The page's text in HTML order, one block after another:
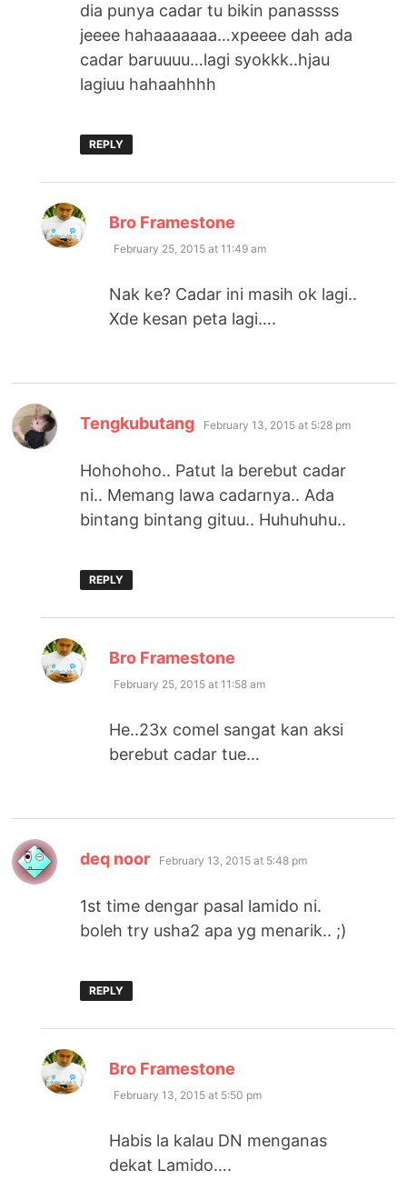
dia punya cadar tu bikin panassss
jeeee hahaaaaaaa…xpeeee dah ada
cadar baruuuu…lagi syokkk..hjau
lagiuu hahaahhhh
REPLY
Bro Framestone
February 25, 2015 at 11:49 am
Nak ke? Cadar ini masih ok lagi..
Xde kesan peta lagi….
Tengkubutang says:
February 13, 2015 at 5:28 pm
Hohohoho.. Patut la berebut cadar
ni.. Memang lawa cadarnya.. Ada
bintang bintang gituu.. Huhuhuhu..
REPLY
Bro Framestone
February 25, 2015 at 11:58 am
He..23x comel sangat kan aksi
berebut cadar tue…
deq noor says:
February 13, 2015 at 5:48 pm
1st time dengar pasal lamido ni.
boleh try usha2 apa yg menarik.. ;)
REPLY
Bro Framestone
February 13, 2015 at 5:50 pm
Habis la kalau DN menganas
dekat Lamido….